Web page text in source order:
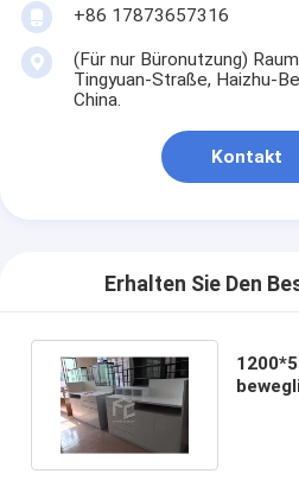
+86 17873657316
(Für nur Büronutzung)
Tingyuan-Straße, Haizhu-
China.
Kontakt
Erhalten Sie Den